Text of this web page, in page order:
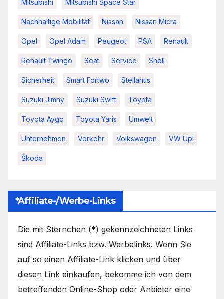
Mitsubishi Mitsubishi Space Star
Nachhaltige Mobilität Nissan Nissan Micra
Opel Opel Adam Peugeot PSA Renault
Renault Twingo Seat Service Shell
Sicherheit Smart Fortwo Stellantis
Suzuki Jimny Suzuki Swift Toyota
Toyota Aygo Toyota Yaris Umwelt
Unternehmen Verkehr Volkswagen VW Up!
Škoda
*Affiliate-/Werbe-Links
Die mit Sternchen (*) gekennzeichneten Links
sind Affiliate-Links bzw. Werbelinks. Wenn Sie
auf so einen Affiliate-Link klicken und über
diesen Link einkaufen, bekomme ich von dem
betreffenden Online-Shop oder Anbieter eine